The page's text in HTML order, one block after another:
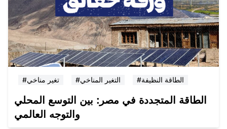
#تغير مناخي #التغير المناخي #الطاقة النظيفة
الطاقة المتجددة في مصر: بين التوسع المحلي
والتوجه العالمي